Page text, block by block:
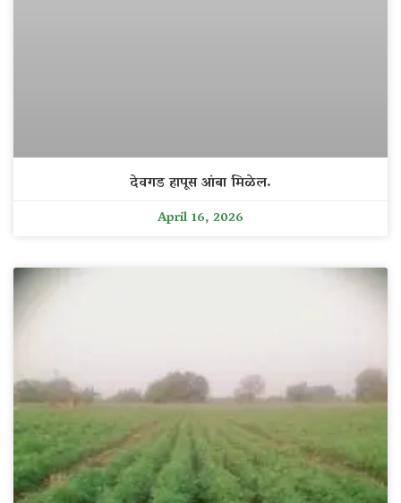
देवगड हापूस आंबा मिळेल.
April 16, 2026